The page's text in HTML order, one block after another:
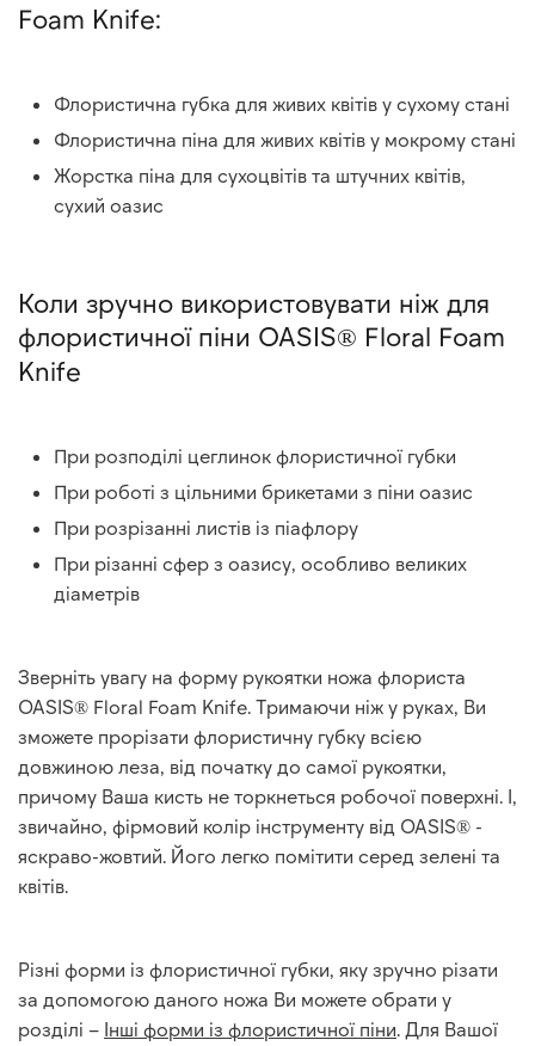
Foam Knife:
Флористична губка для живих квітів у сухому стані
Флористична піна для живих квітів у мокрому стані
Жорстка піна для сухоцвітів та штучних квітів,
сухий оазис
Коли зручно використовувати ніж для
флористичної піни OASIS® Floral Foam
Knife
При розподілі цеглинок флористичної губки
При роботі з цільними брикетами з піни оазис
При розрізанні листів із піафлору
При різанні сфер з оазису, особливо великих
діаметрів
Зверніть увагу на форму рукоятки ножа флориста
OASIS® Floral Foam Knife. Тримаючи ніж у руках, Ви
зможете прорізати флористичну губку всією
довжиною леза, від початку до самої рукоятки,
причому Ваша кисть не торкнеться робочої поверхні. І,
звичайно, фірмовий колір інструменту від OASIS® -
яскраво-жовтий. Його легко помітити серед зелені та
квітів.
Різні форми із флористичної губки, яку зручно різати
за допомогою даного ножа Ви можете обрати у
розділі – Інші форми із флористичної піни. Для Вашої